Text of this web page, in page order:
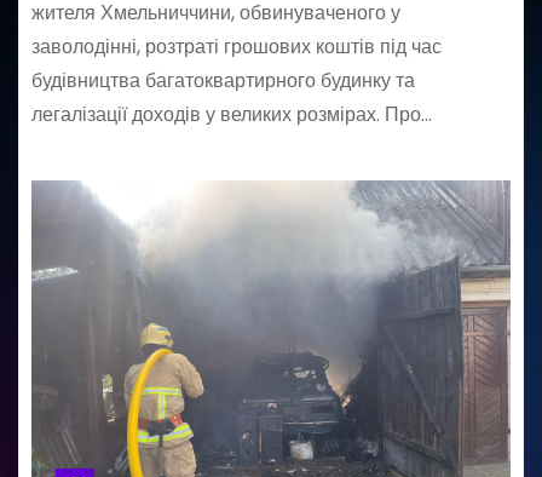
жителя Хмельниччини, обвинуваченого у
заволодінні, розтраті грошових коштів під час
будівництва багатоквартирного будинку та
легалізації доходів у великих розмірах. Про…